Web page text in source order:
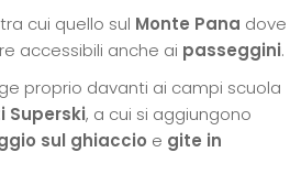
cui quello sul Monte Pana dove
accessibili anche ai passeggini.
proprio davanti ai campi scuola
Superski, a cui si aggiungono
sul ghiaccio e gite in